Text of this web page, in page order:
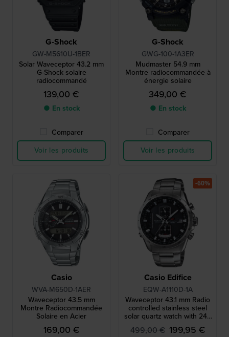
G-Shock
GW-M5610U-1BER
Solar Waveceptor 43.2 mm
G-Shock solaire
radiocommandé
139,00 €
● En stock
Comparer
Voir les produits
G-Shock
GWG-100-1A3ER
Mudmaster 54.9 mm
Montre radiocommandée à
énergie solaire
349,00 €
● En stock
Comparer
Voir les produits
Casio
WVA-M650D-1AER
Waveceptor 43.5 mm
Montre Radiocommandée
Solaire en Acier
169,00 €
Casio Edifice
EQW-A1110D-1A
Waveceptor 43.1 mm Radio
controlled stainless steel
solar quartz watch with 24h
indicator
499,00 € 199,95 €
-60%